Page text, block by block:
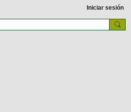
Iniciar sesión